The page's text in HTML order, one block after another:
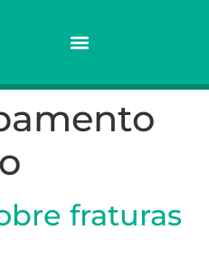
fraturas